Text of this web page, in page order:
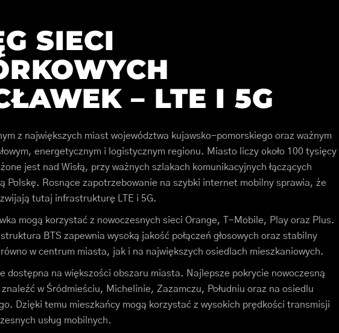
SIECI
– LTE I 5G
z największych miast województwa kujawsko-pomorskiego oraz ważnym
energetycznym i logistycznym regionu. Miasto liczy około 100 tysięcy
jest nad Wisłą, przy ważnych szlakach komunikacyjnych łączących
Polskę. Rosnące zapotrzebowanie na szybki internet mobilny sprawia, że
tutaj infrastrukturę LTE i 5G.
mogą korzystać z nowoczesnych sieci Orange, T-Mobile, Play oraz Plus.
BTS zapewnia wysoką jakość połączeń głosowych oraz stabilny
w centrum miasta, jak i na największych osiedlach mieszkaniowych.
dostępna na większości obszaru miasta. Najlepsze pokrycie nowoczesną
w Śródmieściu, Michelinie, Zazamczu, Południu oraz na osiedlu
Dzięki temu mieszkańcy mogą korzystać z wysokich prędkości transmisji
usług mobilnych.